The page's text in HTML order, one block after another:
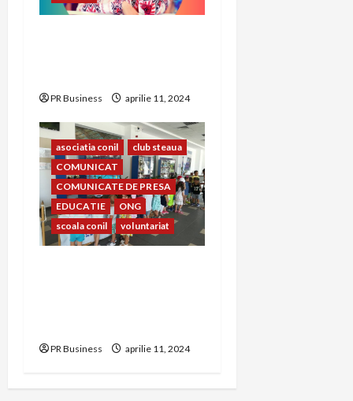
PR Business aprilie 11, 2024
asociatia conil
club steaua
COMUNICAT
COMUNICATE DE PRESA
EDUCATIE
ONG
scoala conil
voluntariat
PR Business aprilie 11, 2024